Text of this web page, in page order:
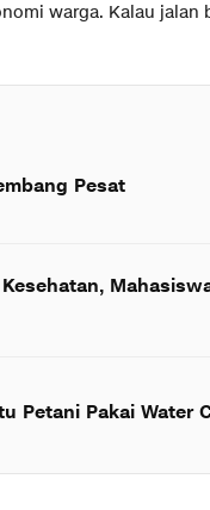
warga. Kalau jalan
Pesat
Petani Pakai Water